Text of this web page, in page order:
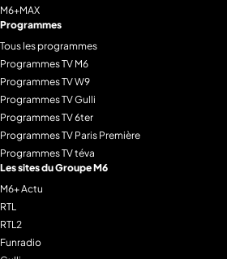
M6+MAX
Programmes
Tous les programmes
Programmes TV M6
Programmes TV W9
Programmes TV Gulli
Programmes TV 6ter
Programmes TV Paris Première
Programmes TV téva
Les sites du Groupe M6
M6+ Actu
RTL
RTL2
Funradio